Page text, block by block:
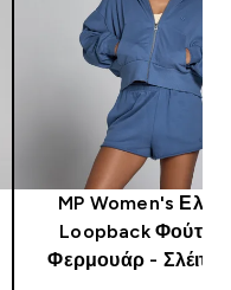
MP Women's
Loopback Φούτερ
Φερμουάρ - Σλέιτ